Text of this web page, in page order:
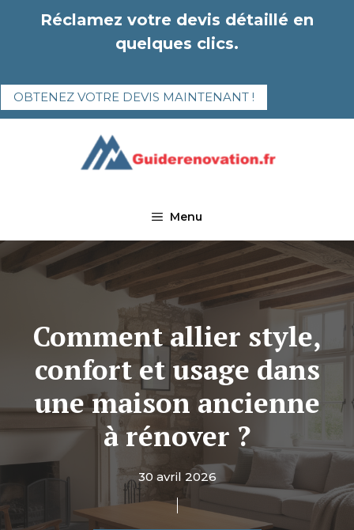
Réclamez votre devis détaillé en
quelques clics.
OBTENEZ VOTRE DEVIS MAINTENANT !
Menu
Comment allier style,
confort et usage dans
une maison ancienne
à rénover ?
30 avril 2026